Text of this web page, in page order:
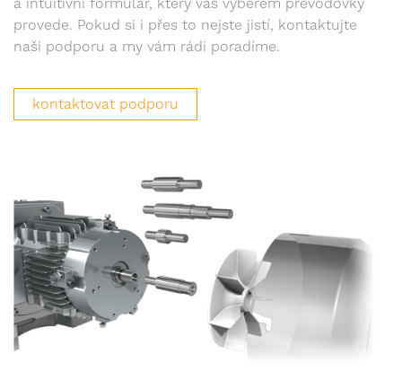
provede. Pokud si i přes to nejste jistí, kontaktujte
naši podporu a my vám rádi poradíme.
kontaktovat podporu